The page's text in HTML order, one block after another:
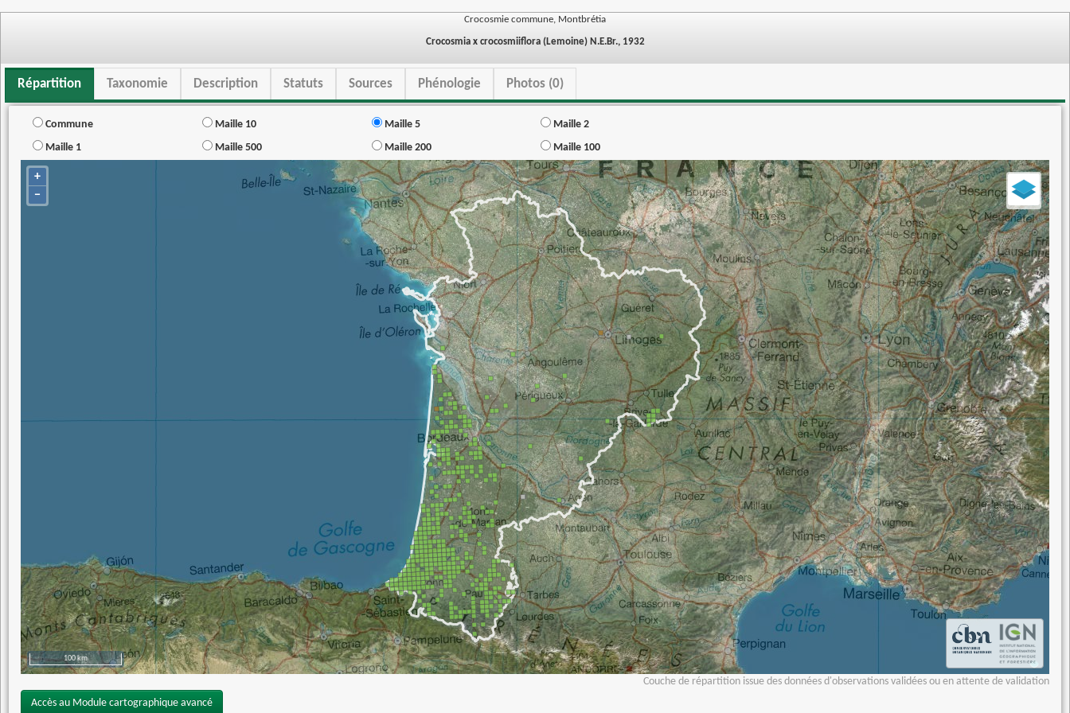
Crocosmie commune, Montbrétia
Crocosmia x crocosmiiflora (Lemoine) N.E.Br., 1932
Répartition Taxonomie Description Statuts Sources Phénologie Photos (0)
Commune Maille 10 Maille 5
Maille 2
Maille 1
Maille 500 Maille 200 Maille 100
+
−
100 km
Couche de répartition issue des données d'observations validées ou en attente de validation
Accès au Module cartographique avancé